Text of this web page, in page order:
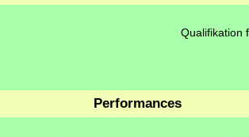
Qualifikation
Performances